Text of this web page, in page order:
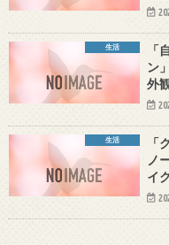
生活
「
ン
外
生活
「
ノ
イ